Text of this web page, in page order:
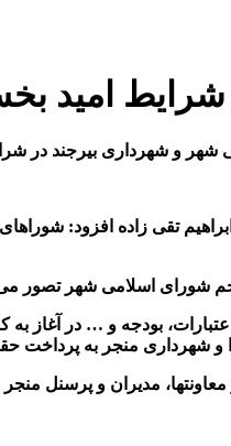
امید
و شهرداری بیرجند در
تقی زاده افزود:
شورای اسلامی شهر
بودجه و … در آغاز
منجر به پرداخت
مدیران و پرسنل